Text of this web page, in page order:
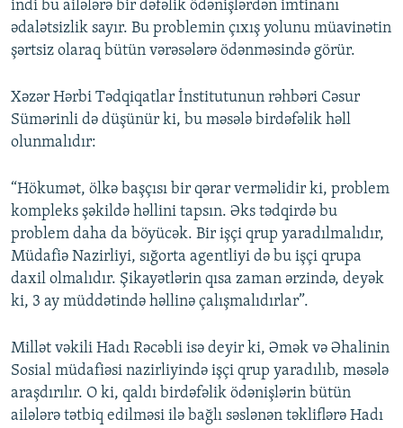
indi bu ailələrə bir dəfəlik ödənişlərdən imtinanı
ədalətsizlik sayır. Bu problemin çıxış yolunu müavinətin
şərtsiz olaraq bütün vərəsələrə ödənməsində görür.
Xəzər Hərbi Tədqiqatlar İnstitutunun rəhbəri Cəsur
Sümərinli də düşünür ki, bu məsələ birdəfəlik həll
olunmalıdır:
“Hökumət, ölkə başçısı bir qərar verməlidir ki, problem
kompleks şəkildə həllini tapsın. Əks tədqirdə bu
problem daha da böyücək. Bir işçi qrup yaradılmalıdır,
Müdafiə Nazirliyi, sığorta agentliyi də bu işçi qrupa
daxil olmalıdır. Şikayətlərin qısa zaman ərzində, deyək
ki, 3 ay müddətində həllinə çalışmalıdırlar”.
Millət vəkili Hadı Rəcəbli isə deyir ki, Əmək və Əhalinin
Sosial müdafiəsi nazirliyində işçi qrup yaradılıb, məsələ
araşdırılır. O ki, qaldı birdəfəlik ödənişlərin bütün
ailələrə tətbiq edilməsi ilə bağlı səslənən təkliflərə Hadı